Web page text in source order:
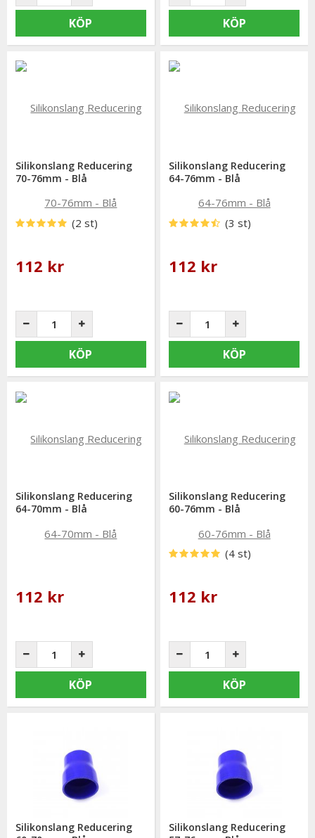
KÖP KÖP
Silikonslang Reducering
70-76mm - Blå
(2 st)
112 kr
KÖP
Silikonslang Reducering
64-76mm - Blå
(3 st)
112 kr
KÖP
Silikonslang Reducering
64-70mm - Blå
112 kr
KÖP
Silikonslang Reducering
60-76mm - Blå
(4 st)
112 kr
KÖP
Silikonslang Reducering
Silikonslang Reducering